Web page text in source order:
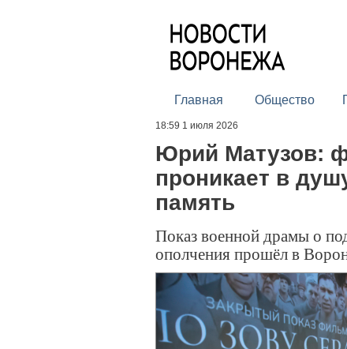
Главная Общество
18:59 1 июля 2026
Юрий Матузов:
проникает в
память
Показ военной драмы о
ополчения прошёл в